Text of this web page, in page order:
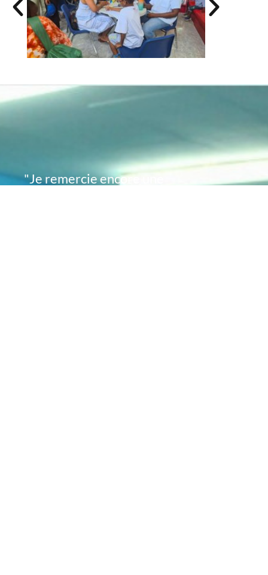
"Je remercie encore une